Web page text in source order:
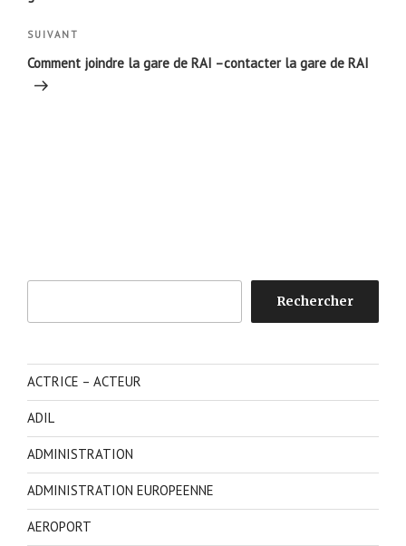
Article
suivant
SUIVANT
Comment joindre la gare de RAI –contacter la gare de RAI
Rechercher
ACTRICE – ACTEUR
ADIL
ADMINISTRATION
ADMINISTRATION EUROPEENNE
AEROPORT